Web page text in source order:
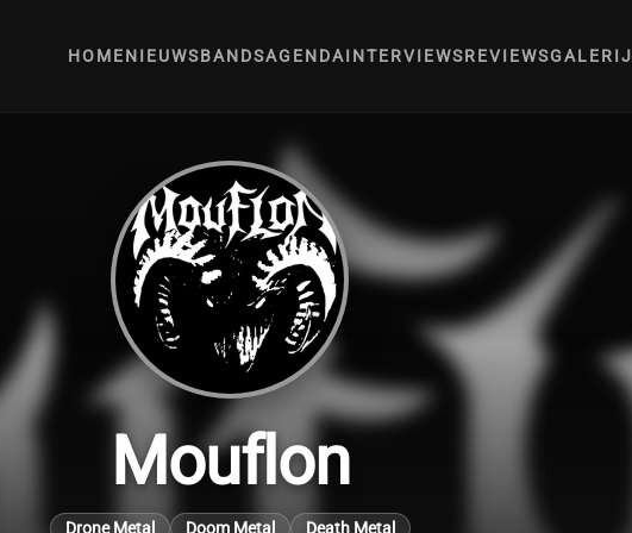
HOMENIEUWSBANDSAGENDAINTERVIEWSREVIEWSGALERIJ
Mouflon
Drone Metal Doom Metal Death Metal